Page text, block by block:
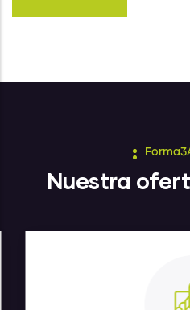
Nuestra